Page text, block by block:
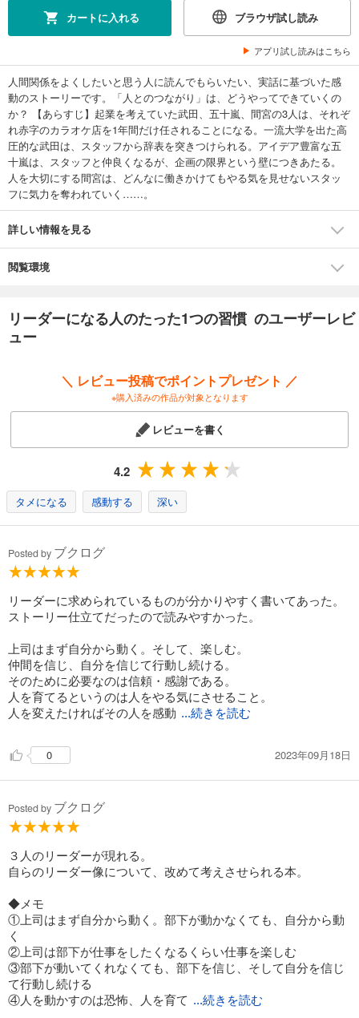
カートに入れる ブラウザ試し読み
アプリ試し読みはこちら
人間関係をよくしたいと思う人に読んでもらいたい、実話に基づいた感
動のストーリーです。「人とのつながり」は、どうやってできていくの
か？ 【あらすじ】起業を考えていた武田、五十嵐、間宮の3人は、それぞ
れ赤字のカラオケ店を1年間だけ任されることになる。一流大学を出た高
圧的な武田は、スタッフから辞表を突きつけられる。アイデア豊富な五
十嵐は、スタッフと仲良くなるが、企画の限界という壁につきあたる。
人を大切にする間宮は、どんなに働きかけてもやる気を見せないスタッ
フに気力を奪われていく……。
詳しい情報を見る
閲覧環境
リーダーになる人のたった1つの習慣 のユーザーレビ
ュー
＼ レビュー投稿でポイントプレゼント ／
※購入済みの作品が対象となります
レビューを書く
4.2
タメになる 感動する 深い
Posted by ブクログ
リーダーに求められているものが分かりやすく書いてあった。
ストーリー仕立てだったので読みやすかった。
上司はまず自分から動く。そして、楽しむ。
仲間を信じ、自分を信じて行動し続ける。
そのために必要なのは信頼・感謝である。
人を育てるというのは人をやる気にさせること。
人を変えたければその人を感動 ...続きを読む
0 2023年09月18日
Posted by ブクログ
３人のリーダーが現れる。
自らのリーダー像について、改めて考えさせられる本。
◆メモ
①上司はまず自分から動く。部下が動かなくても、自分から動
く
②上司は部下が仕事をしたくなるくらい仕事を楽しむ
③部下が動いてくれなくても、部下を信じ、そして自分を信じ
て行動し続ける
④人を動かすのは恐怖、人を育て ...続きを読む